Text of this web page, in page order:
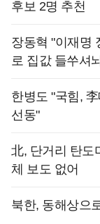
후보 2명 추천
장동혁 "이재명
로 집값 들쑤셔
한병도 "국힘,
선동"
北, 단거리 탄도
체 보도 없어
북한, 동해상으